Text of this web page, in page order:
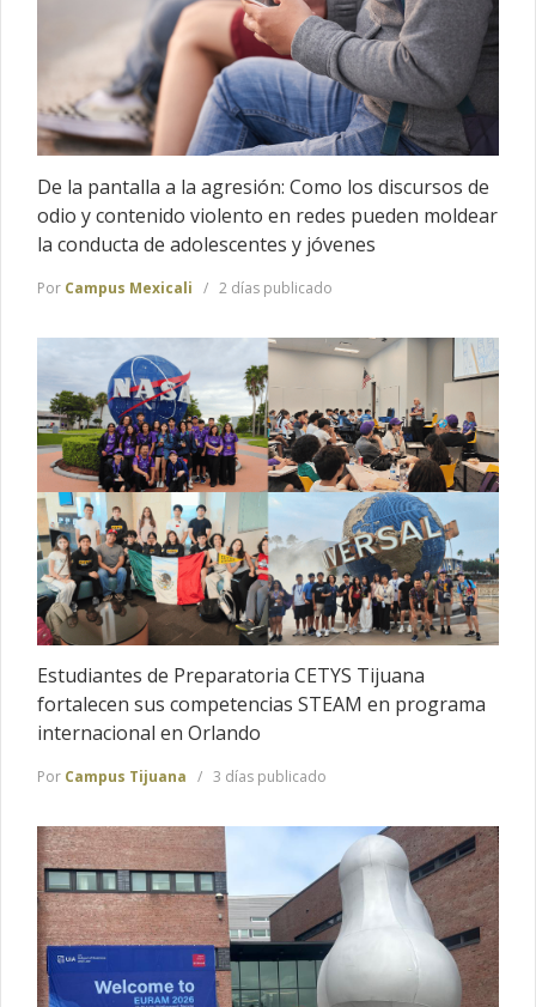
De la pantalla a la agresión: Como los discursos de
odio y contenido violento en redes pueden moldear
la conducta de adolescentes y jóvenes
Por Campus Mexicali 2 días publicado
Estudiantes de Preparatoria CETYS Tijuana
fortalecen sus competencias STEAM en programa
internacional en Orlando
Por Campus Tijuana 3 días publicado